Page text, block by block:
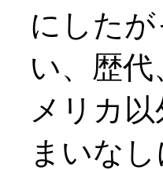
にした
い、歴
メリカ
まいな